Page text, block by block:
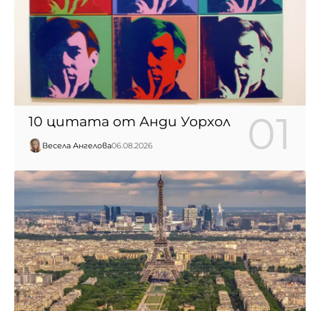
10 цитата от Анди Уорхол
Весела Ангелова06.08.2026